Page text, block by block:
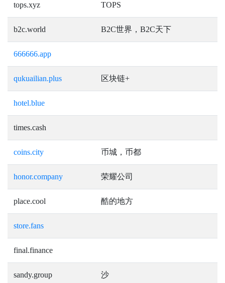
tops.xyz TOPS
b2c.world B2C世界，B2C天下
666666.app
qukuailian.plus 区块链+
hotel.blue
times.cash
coins.city 币城，币都
honor.company 荣耀公司
place.cool 酷的地方
store.fans
final.finance
sandy.group 沙